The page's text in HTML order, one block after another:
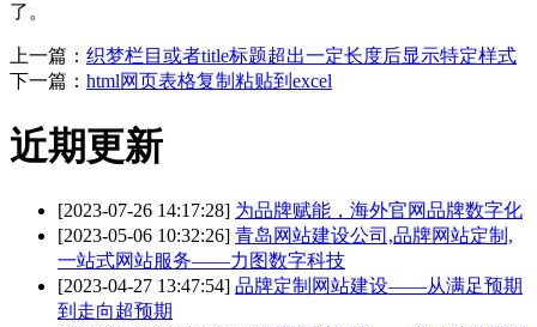
了。
上一篇： 织梦栏目或者title标题超出一定长度后显示特定样式
下一篇： html网页表格复制粘贴到excel
近期更新
[2023-07-26 14:17:28] 为品牌赋能，海外官网品牌数字化
[2023-05-06 10:32:26] 青岛网站建设公司,品牌网站定制,
一站式网站服务——力图数字科技
[2023-04-27 13:47:54] 品牌定制网站建设——从满足预期
到走向超预期